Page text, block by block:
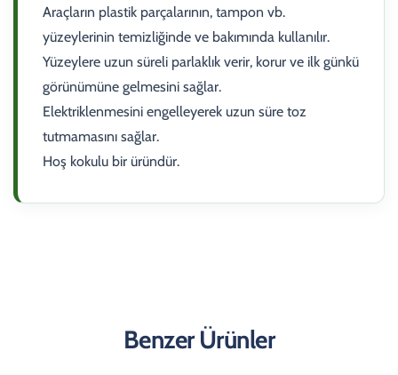
Araçların plastik parçalarının, tampon vb.
yüzeylerinin temizliğinde ve bakımında kullanılır.
Yüzeylere uzun süreli parlaklık verir, korur ve ilk günkü
görünümüne gelmesini sağlar.
Elektriklenmesini engelleyerek uzun süre toz
tutmamasını sağlar.
Hoş kokulu bir üründür.
Benzer Ürünler